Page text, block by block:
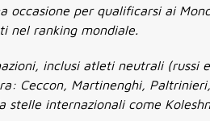
occasione per qualificarsi ai
nel ranking mondiale.
inclusi atleti neutrali
Ceccon, Martinenghi,
stelle internazionali come